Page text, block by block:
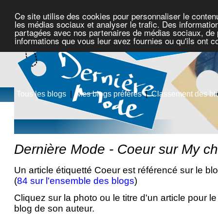
Ce site utilise des cookies pour personnaliser le
les médias sociaux et analyser le trafic. Des
partagées avec nos partenaires de médias sociaux,
informations que vous leur avez fournies ou qu'ils ont
Tous les blogs | Mes blogs préférés|Classement des
Dernière Mode - Coeur sur My
Un article étiquetté Coeur est référencé sur le
(84 sur l'ensemble des blogs)
Cliquez sur la photo ou le titre d'un article pour
blog de son auteur.